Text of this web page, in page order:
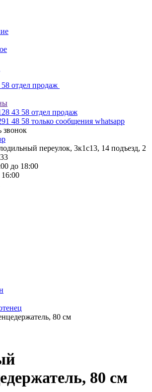
58 отдел продаж
43 58 отдел продаж
48 58 только сообщения whatsapp
звонок
переулок, 3к1с13, 14 подъезд, 2
до 18:00
80 см
80 см